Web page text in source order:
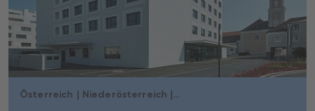
Österreich | Niederösterreich | Tulln an der Donau